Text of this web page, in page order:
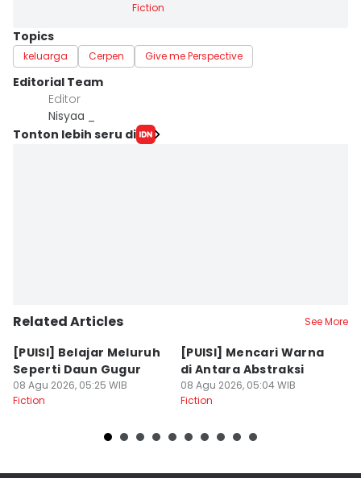
Fiction
Topics
keluarga Cerpen Give me Perspective
Editorial Team
Editor
Nisyaa _
Tonton lebih seru di
Related Articles See More
[PUISI] Belajar Meluruh
Seperti Daun Gugur
08 Agu 2026, 05:25 WIB
Fiction
[PUISI] Mencari Warna
di Antara Abstraksi
08 Agu 2026, 05:04 WIB
Fiction